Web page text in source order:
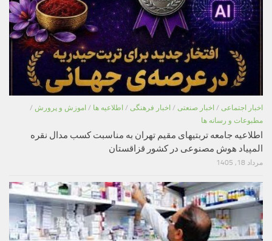
اخبار اجتماعی / اخبار صنعتی / اخبار فرهنگی / اطلاعیه ها / اموزش و پرورش /
مطبوعات و رسانه ها
اطلاعیه جامعه تربتیهای مقیم تهران به مناسبت کسب مدال نقره
المپیاد هوش مصنوعی در کشور قزاقستان
مرداد 18, 1405